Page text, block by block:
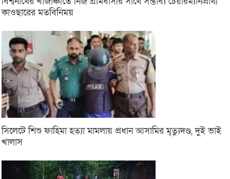
কাওছারের মতবিনিময়
সিলেটে শিশু ফাহিমা হত্যা মামলায় প্রধান আসামির মৃত্যুদণ্ড, দুই ভাই
খালাস